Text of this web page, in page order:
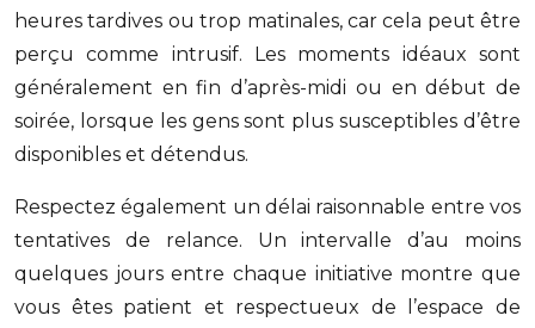
heures tardives ou trop matinales, car cela peut être
perçu comme intrusif. Les moments idéaux sont
généralement en fin d’après-midi ou en début de
soirée, lorsque les gens sont plus susceptibles d’être
disponibles et détendus.
Respectez également un délai raisonnable entre vos
tentatives de relance. Un intervalle d’au moins
quelques jours entre chaque initiative montre que
vous êtes patient et respectueux de l’espace de